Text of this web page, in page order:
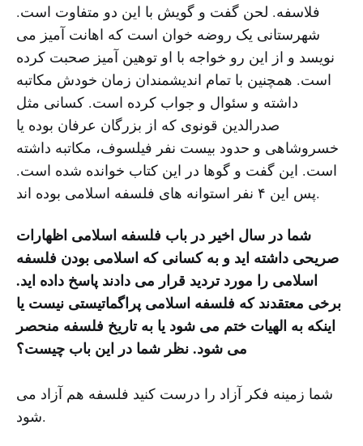
فلاسفه. لحن گفت و گویش با این دو متفاوت است.
شهرستانی یک روضه خوان است که اهانت آمیز می
نویسد و از این رو خواجه با او توهین آمیز صحبت کرده
است. همچنین با تمام اندیشمندان زمان خودش مکاتبه
داشته و سئوال و جواب کرده است. کسانی مثل
صدرالدین قونوی که از بزرگان عرفان بوده یا
خسروشاهی و حدود بیست نفر فیلسوف، مکاتبه داشته
است. این گفت و گوها در این کتاب خوانده شده است.
پس این ۴ نفر استوانه های فلسفه اسلامی بوده اند.
شما در سال اخیر در باب فلسفه اسلامی اظهارات
صریحی داشته اید و به کسانی که اسلامی بودن فلسفه
اسلامی را مورد تردید قرار می دادند پاسخ داده اید.
برخی معتقدند که فلسفه اسلامی پراگماتیستی نیست یا
اینکه به الهیات ختم می شود یا به تاریخ فلسفه منحصر
می شود. نظر شما در این باب چیست؟
شما زمینه فکر آزاد را درست کنید فلسفه هم آزاد می
شود.